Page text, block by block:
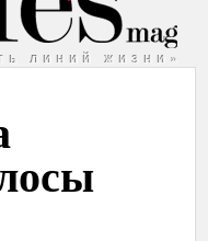
линий жизни»